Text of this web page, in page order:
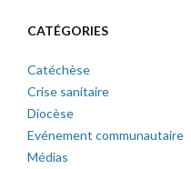
CATÉGORIES
Catéchèse
Crise sanitaire
Diocèse
Evénement communautaire
Médias